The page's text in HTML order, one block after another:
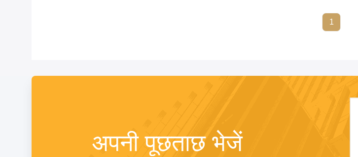
1
अपनी पूछताछ भेजें